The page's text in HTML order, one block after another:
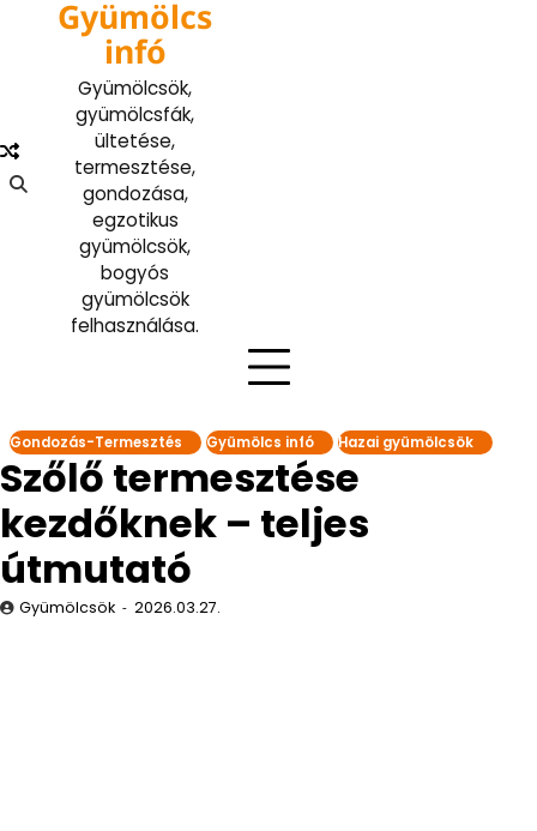
Gyümölcs
infó
Gyümölcsök,
gyümölcsfák,
ültetése,
termesztése,
gondozása,
egzotikus
gyümölcsök,
bogyós
gyümölcsök
felhasználása.
Gondozás-Termesztés Gyümölcs infó Hazai gyümölcsök
Szőlő termesztése
kezdőknek – teljes
útmutató
Gyümölcsök 2026.03.27.